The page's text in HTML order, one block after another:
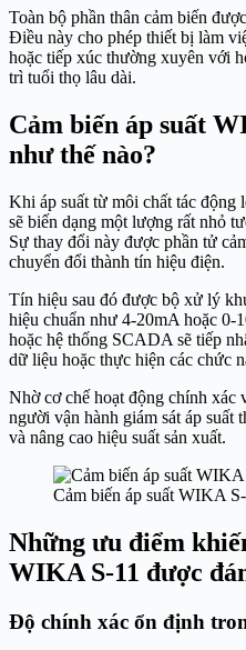
Toàn bộ phần thân cảm biến
Điều này cho phép thiết bị làm
hoặc tiếp xúc thường xuyên với
trì tuổi thọ lâu dài.
Cảm biến áp suất
như thế nào?
Khi áp suất từ môi chất tác động
sẽ biến dạng một lượng rất nhỏ
Sự thay đổi này được phần tử
chuyển đổi thành tín hiệu điện.
Tín hiệu sau đó được bộ xử lý
hiệu chuẩn như 4-20mA hoặc
hoặc hệ thống SCADA sẽ tiếp
dữ liệu hoặc thực hiện các chức
Nhờ cơ chế hoạt động chính
người vận hành giám sát áp suất
và nâng cao hiệu suất sản xuất.
Cảm biến áp suất WIKA
Những ưu điểm
WIKA S-11 được
Độ chính xác ổn định